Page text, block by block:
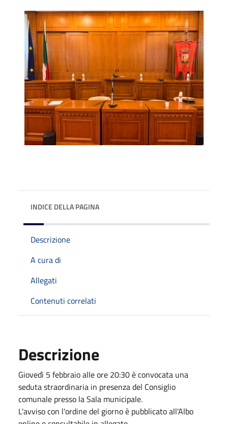
INDICE DELLA PAGINA
Descrizione
A cura di
Allegati
Contenuti correlati
Descrizione
Giovedì 5 febbraio alle ore 20:30 è convocata una
seduta straordinaria in presenza del Consiglio
comunale presso la Sala municipale.
L'avviso con l'ordine del giorno è pubblicato all'Albo